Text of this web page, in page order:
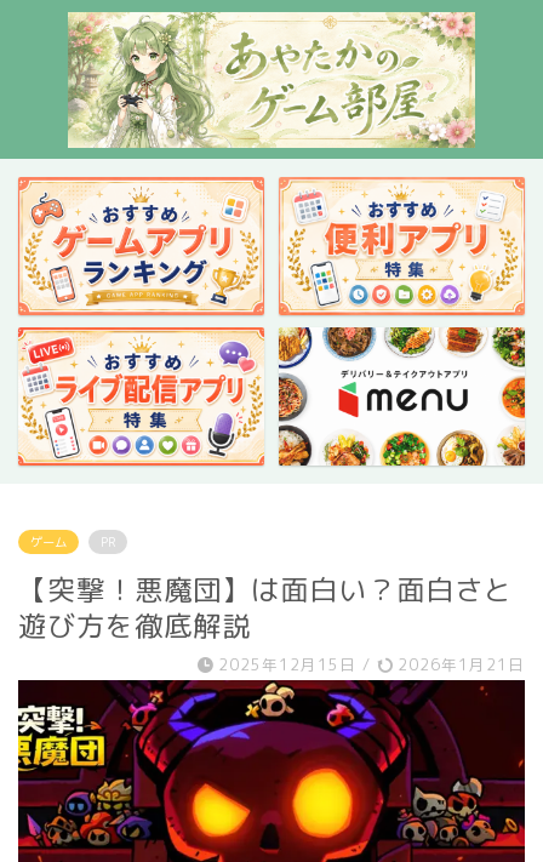
ゲーム PR
【突撃！悪魔団】は面白い？面白さと
遊び方を徹底解説
2025年12月15日 / 2026年1月21日